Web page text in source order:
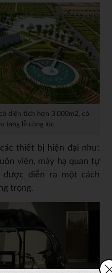
diện tích hơn 3.000m2, có
tang lễ cùng lúc
thiết bị hiện đại như:
viên, máy hạ quan tự
được diễn ra một cách
trọng.